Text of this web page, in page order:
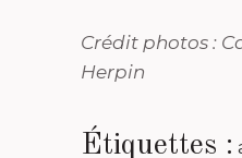
Crédit photos :
Herpin
Étiquettes :